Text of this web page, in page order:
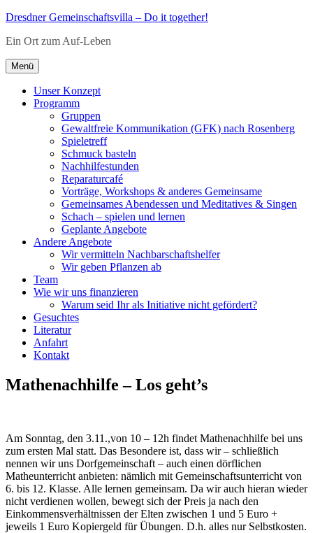
Zum
springen
Dresdner Gemeinschaftsvilla – Do it together!
Ein Ort zum Auf-Leben
Menü
Unser Konzept
Programm
Gruppen
Gewaltfreie Kommunikation (GFK) nach Rosenberg
Spieletreff
Schmuck basteln
Nachhilfestunden
Reparaturcafé
Vorträge, Workshops & anderes Gemeinsame
Gemeinsames Abendessen und Meditatives & Singen
Schach – spielen und lernen
Geplante Angebote
Andere Angebote
Wir vermitteln Nachbarschaftshelfer
Wir geben Pflanzen ab
Team
Wie wir uns finanzieren
Warum seid Ihr als Initiative nicht gefördert?
Gesuchtes
Literatur
Anfahrt
Kontakt
Mathenachhilfe – Los geht’s
Am Sonntag, den 3.11.,von 10 – 12h findet Mathenachhilfe bei uns
zum ersten Mal statt. Das Besondere ist, dass wir – schließlich
nennen wir uns Dorfgemeinschaft – auch einen dörflichen
Matheunterricht anbieten: nämlich mit Gemeinschaftsunterricht von
6. bis 12. Klasse. Alle lernen gemeinsam. Da wir auch hieran wieder
nicht verdienen wollen, bewegt sich der Preis ja nach den
Einkommensverhältnissen der Elten zwischen 1 und 5 Euro +
jeweils 1 Euro Kopiergeld für Übungen. D.h. alles nur Selbstkosten.